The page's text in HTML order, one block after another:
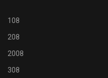
108
208
2008
308